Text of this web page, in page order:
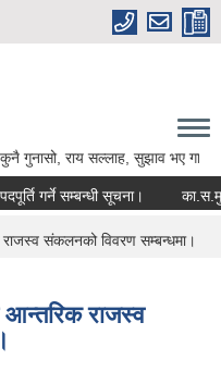
राय सल्लाह, सुझाव भए
गर्ने सम्बन्धी सूचना। का.स.मु.
संकलनको विवरण सम्बन्धमा।
राजस्व